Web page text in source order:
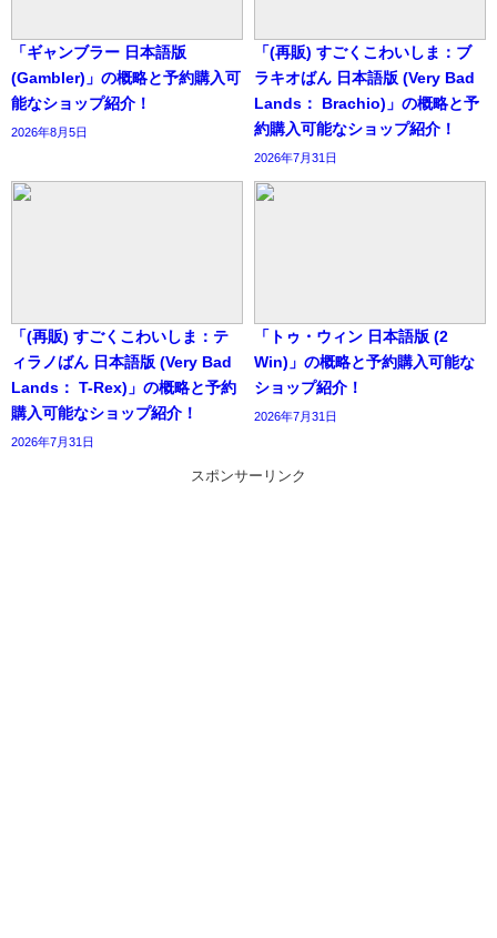
「ギャンブラー 日本語版
(Gambler)」の概略と予約購入可
能なショップ紹介！
2026年8月5日
「(再販) すごくこわいしま：ブ
ラキオばん 日本語版 (Very Bad
Lands： Brachio)」の概略と予
約購入可能なショップ紹介！
2026年7月31日
「(再販) すごくこわいしま：テ
ィラノばん 日本語版 (Very Bad
Lands： T-Rex)」の概略と予約
購入可能なショップ紹介！
2026年7月31日
「トゥ・ウィン 日本語版 (2
Win)」の概略と予約購入可能な
ショップ紹介！
2026年7月31日
スポンサーリンク